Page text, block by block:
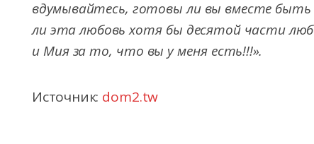
вдумывайтесь, готовы ли вы вместе
ли эта любовь хотя бы десятой части
и Мия за то, что вы у меня есть!!!».
Источник: dom2.tw